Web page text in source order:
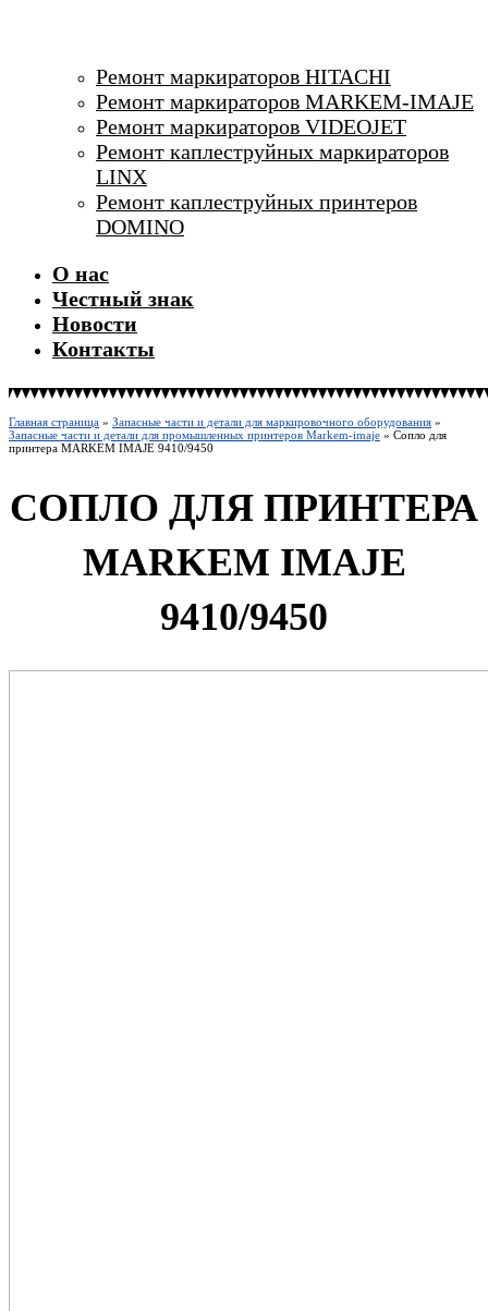
Ремонт маркираторов HITACHI
Ремонт маркираторов MARKEM-IMAJE
Ремонт маркираторов VIDEOJET
Ремонт каплеструйных маркираторов
LINX
Ремонт каплеструйных принтеров
DOMINO
О нас
Честный знак
Новости
Контакты
Главная страница » Запасные части и детали для маркировочного оборудования »
Запасные части и детали для промышленных принтеров Markem-imaje » Сопло для
принтера MARKEM IMAJE 9410/9450
СОПЛО ДЛЯ ПРИНТЕРА
MARKEM IMAJE
9410/9450